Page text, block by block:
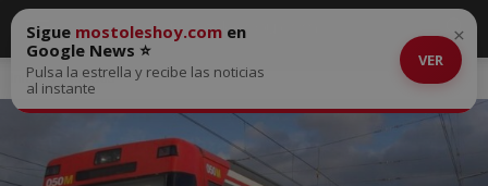
Inicio Noticias
Sigue mostoleshoy.com en
Google News ⭐
Pulsa la estrella y recibe las noticias
al instante
VER
×